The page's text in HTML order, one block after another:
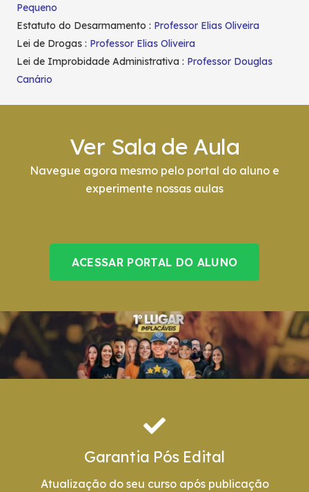
Pequeno
Estatuto do Desarmamento : Professor Elias Oliveira
Lei de Drogas : Professor Elias Oliveira
Lei de Improbidade Administrativa : Professor Douglas
Canário
Ver Sala de Aula
Navegue agora mesmo pelo portal do aluno e
experimente nossas aulas
ACESSAR PORTAL DO ALUNO
Garantia Pós Edital
Atualização do seu curso após publicação